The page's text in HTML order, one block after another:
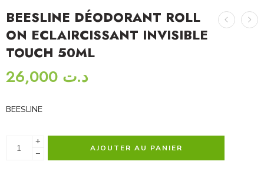
BEESLINE DÉODORANT ROLL
ON ECLAIRCISSANT INVISIBLE
TOUCH 50ML
د.ت
BEESLINE
+
−
AJOUTER AU PANIER